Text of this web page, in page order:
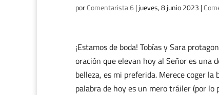
porComentarista 6|jueves, 8 junio 2023 |
¡Estamos de boda! Tobías y Sara
oración que elevan hoy al Señor es una
belleza, es mi preferida. Merece coger
palabra de hoy es un mero tráiler (por lo